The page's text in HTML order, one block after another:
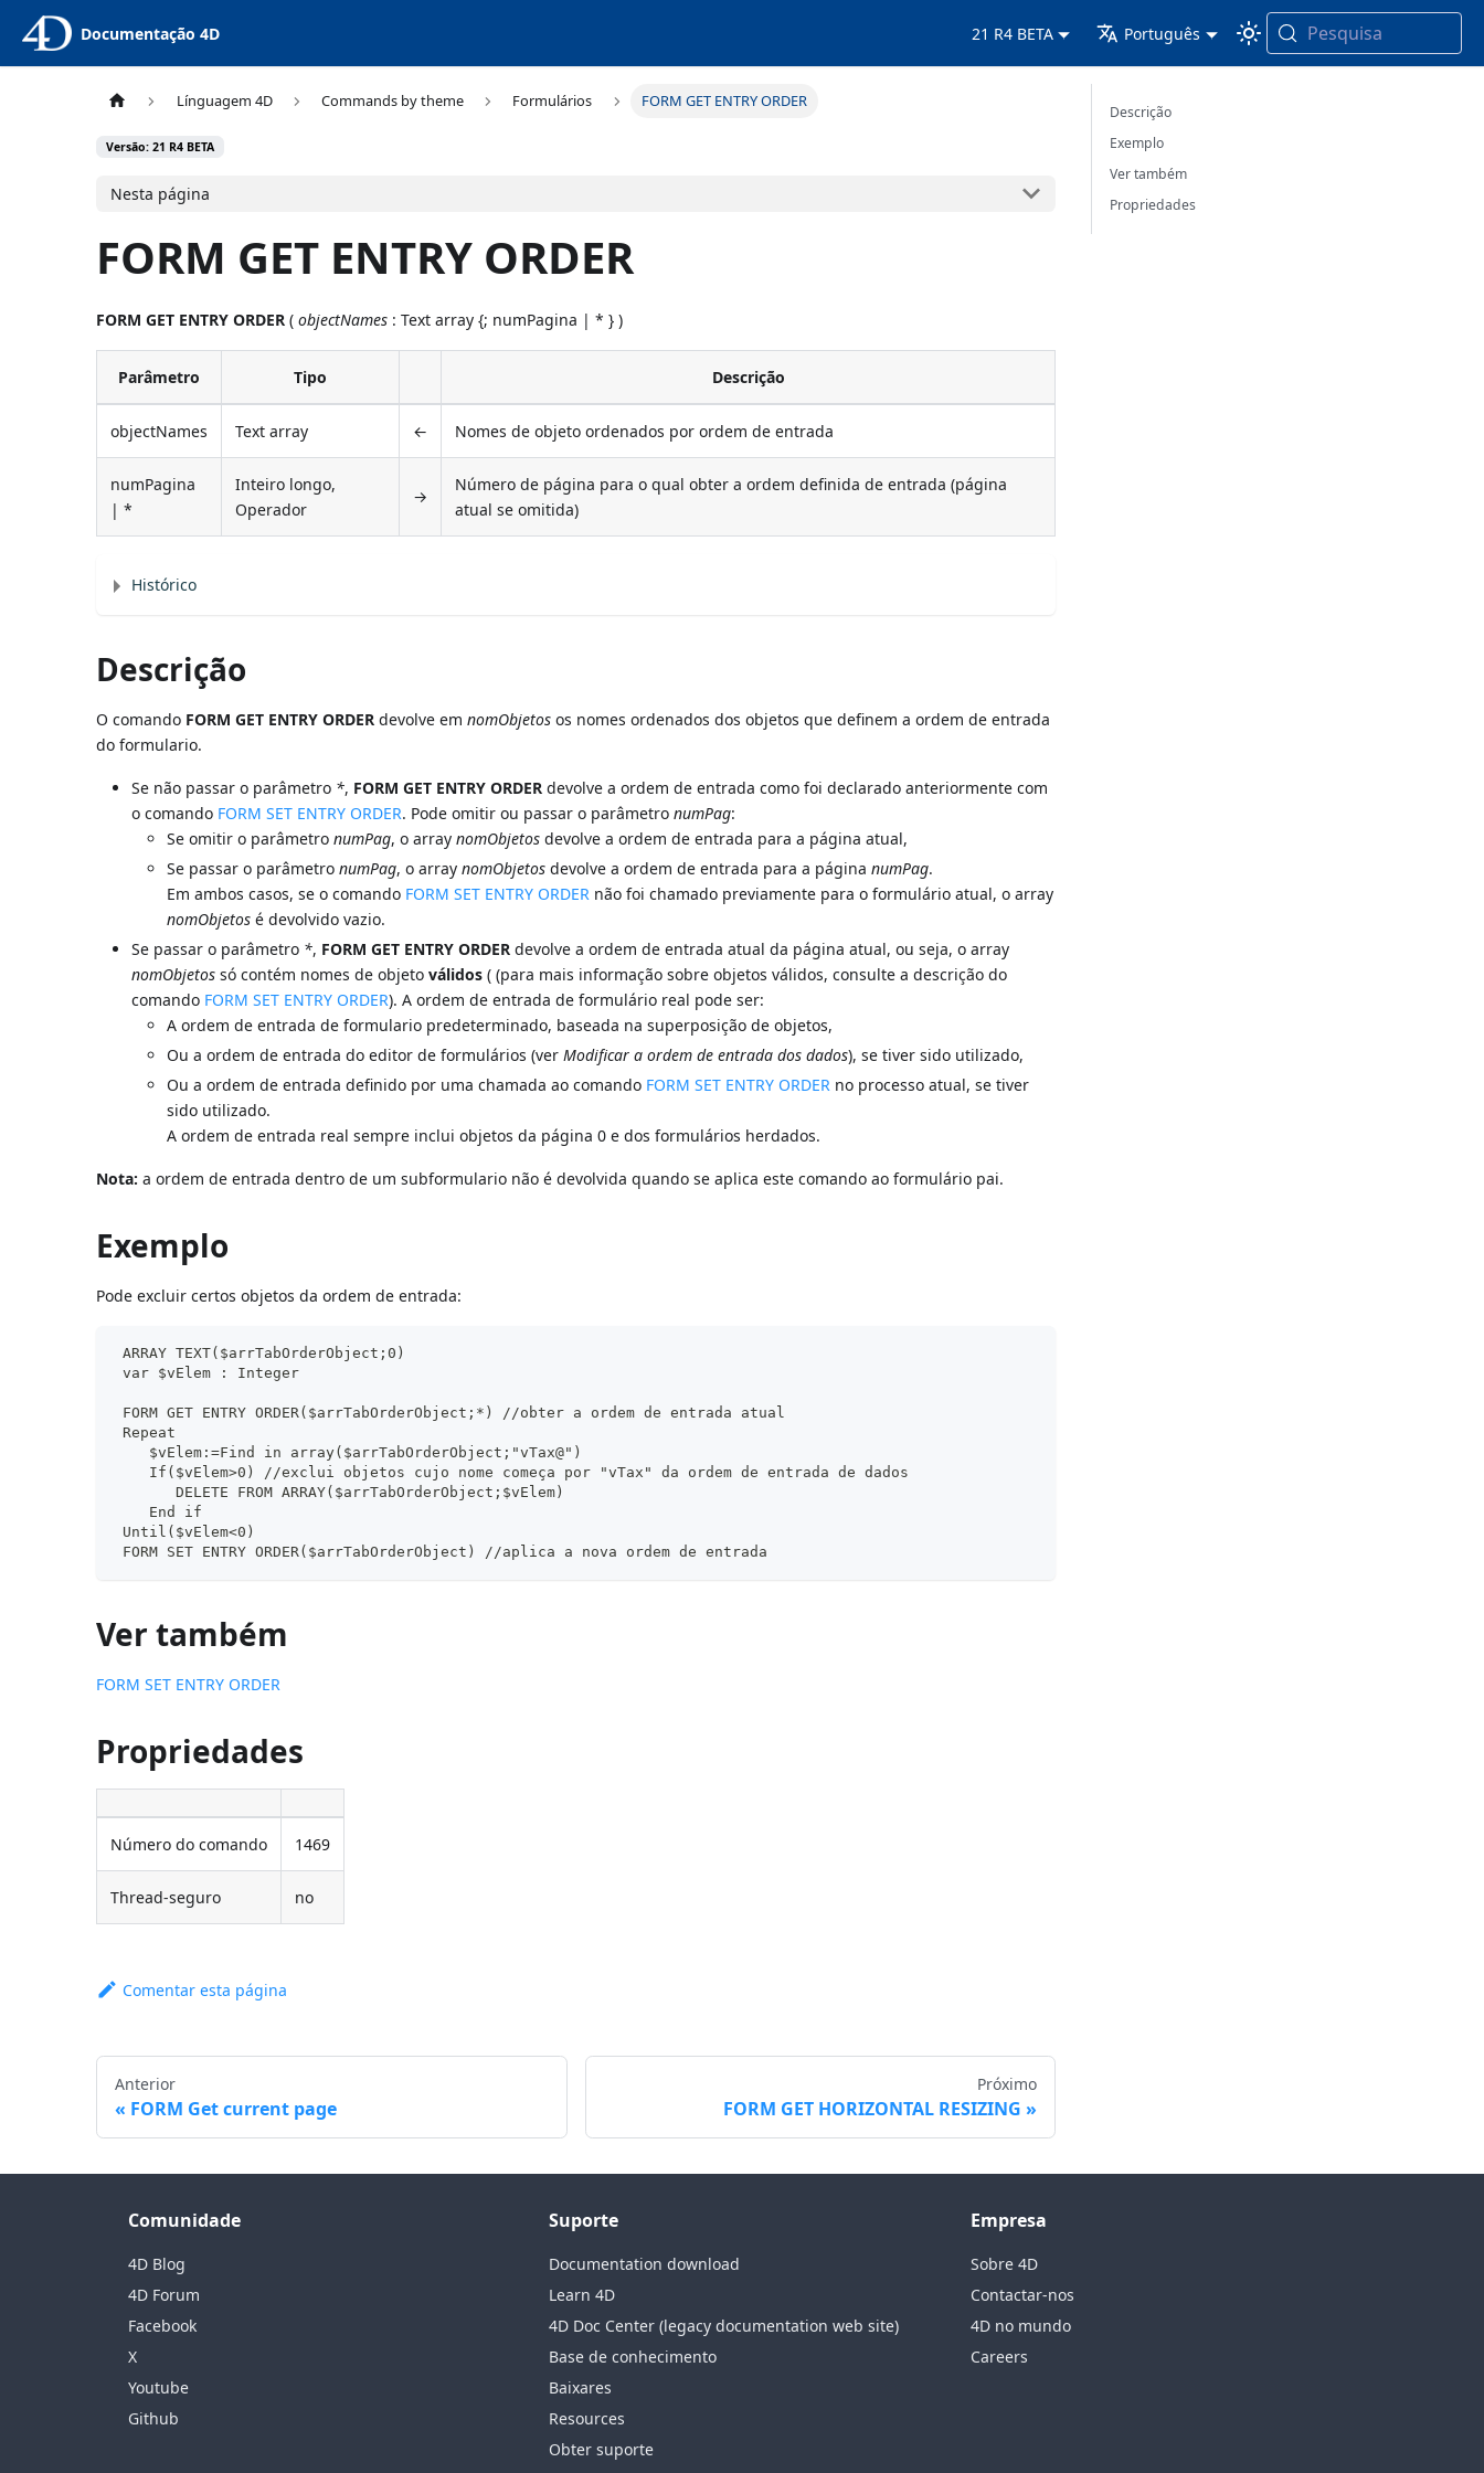
Documentação 4D 21 R4 BETA Português Pesquisa
Línguagem 4D Commands by theme Formulários FORM GET ENTRY ORDER
Versão: 21 R4 BETA
Nesta página
FORM GET ENTRY ORDER
FORM GET ENTRY ORDER (objectNames : Text array {; numPagina | * } )
Parâmetro Tipo Descrição
objectNames Text array ← Nomes de objeto ordenados por ordem de entrada
numPagina
| *
Inteiro longo,
Operador
→
Número de página para o qual obter a ordem definida de entrada (página
atual se omitida)
Histórico
Descrição
O comando FORM GET ENTRY ORDER devolve emnomObjetos os nomes ordenados dos objetos que definem a ordem de entrada
do formulario.
Se não passar o parâmetro *, FORM GET ENTRY ORDER devolve a ordem de entrada como foi declarado anteriormente com
o comando FORM SET ENTRY ORDER. Pode omitir ou passar o parâmetronumPag:
Se omitir o parâmetronumPag, o arraynomObjetos devolve a ordem de entrada para a página atual,
Se passar o parâmetronumPag, o arraynomObjetos devolve a ordem de entrada para a páginanumPag.
Em ambos casos, se o comando FORM SET ENTRY ORDER não foi chamado previamente para o formulário atual, o array
nomObjetos é devolvido vazio.
Se passar o parâmetro *, FORM GET ENTRY ORDER devolve a ordem de entrada atual da página atual, ou seja, o array
nomObjetos só contém nomes de objetoválidos ( (para mais informação sobre objetos válidos, consulte a descrição do
comando FORM SET ENTRY ORDER). A ordem de entrada de formulário real pode ser:
A ordem de entrada de formulario predeterminado, baseada na superposição de objetos,
Ou a ordem de entrada do editor de formulários (verModificar a ordem de entrada dos dados), se tiver sido utilizado,
Ou a ordem de entrada definido por uma chamada ao comando FORM SET ENTRY ORDER no processo atual, se tiver
sido utilizado.
A ordem de entrada real sempre inclui objetos da página 0 e dos formulários herdados.
Nota: a ordem de entrada dentro de um subformulario não é devolvida quando se aplica este comando ao formulário pai.
Exemplo
Pode excluir certos objetos da ordem de entrada:
ARRAY TEXT($arrTabOrderObject;0)
var $vElem : Integer
FORM GET ENTRY ORDER($arrTabOrderObject;*) //obter a ordem de entrada atual
Repeat
$vElem:=Find in array($arrTabOrderObject;"vTax@")
If($vElem>0) //exclui objetos cujo nome começa por "vTax" da ordem de entrada de dados
DELETE FROM ARRAY($arrTabOrderObject;$vElem)
End if
Until($vElem<0)
FORM SET ENTRY ORDER($arrTabOrderObject) //aplica a nova ordem de entrada
Ver também
FORM SET ENTRY ORDER
Propriedades
Número do comando 1469
Thread-seguro no
Comentar esta página
Anterior
FORM Get current page
Próximo
FORM GET HORIZONTAL RESIZING
Descrição
Exemplo
Ver também
Propriedades
Comunidade
4D Blog
4D Forum
Facebook
X
Youtube
Github
Suporte
Documentation download
Learn 4D
4D Doc Center (legacy documentation web site)
Base de conhecimento
Baixares
Resources
Obter suporte
Empresa
Sobre 4D
Contactar-nos
4D no mundo
Careers